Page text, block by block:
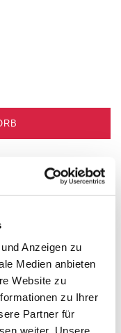
Anzeigen zu
Medien anbieten
Website zu
zu Ihrer
Partner für
weiter. Unsere
um
und hoffnungsvollen